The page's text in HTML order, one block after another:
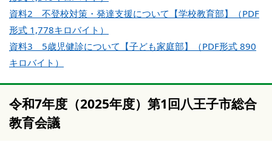
資料2 不登校対策・発達支援について【学校教育部】（PDF
形式 1,778キロバイト）
資料3 5歳児健診について【子ども家庭部】（PDF形式 890
キロバイト）
令和7年度（2025年度）第1回八王子市総合
教育会議